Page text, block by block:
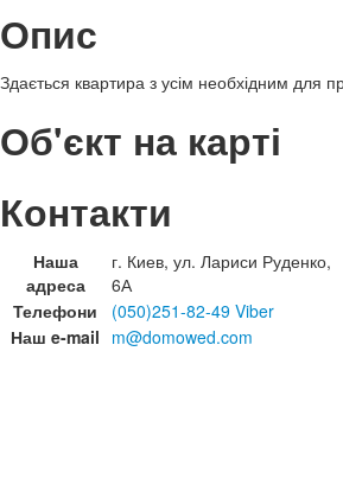
Опис
Здається квартира з усім необхідним для
Об'єкт на карті
Контакти
Наша
адреса
г. Киев, ул. Лариси Руденко,
6А
Телефони
(050)251-82-49 Viber
Наш e-mail m@domowed.com